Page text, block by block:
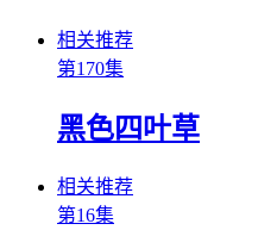
相关推荐
第170集
黑色四叶草
相关推荐
第16集